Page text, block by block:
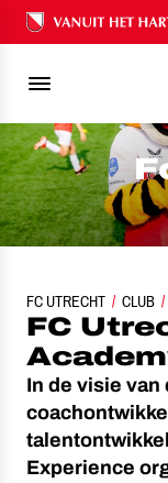
Ons nalatenschap
FC UTRECHT CLUB
FC
In de visie van
Experience